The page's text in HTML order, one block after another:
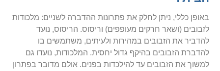
באופן כללי, ניתן לחלק את פתרונות ההדברה לשניים: מלכודות
לזבובים (ושאר חרקים מעופפים) וריסוס. הריסוס, נועד
להדביר את הזבובים במהירות ולעיתים, משתמשים בו
להדברת הזבובים בהיקף גדול יחסית. המלכודות, נועדו גם
למשוך את הזבובים עד להילכדות בפנים. אולם מדובר בפתרון